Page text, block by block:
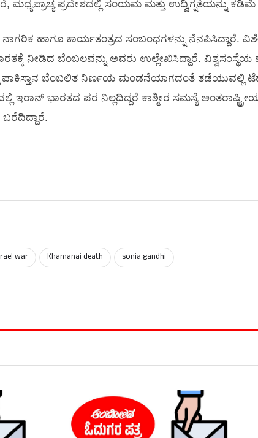
ಮಧ್ಯಪ್ರಾಚ್ಯ ಪ್ರದೇಶದಲ್ಲಿ ಸಂಯಮ ಮತ್ತು ಉದ್ವಿಗ್ನತೆಯನ್ನು
ಹಾಗೂ ಕಾರ್ಯತಂತ್ರದ ಸಂಬಂಧಗಳನ್ನು ನೆನಪಿಸಿದ್ದಾರೆ.
ನೀಡಿದ ಬೆಂಬಲವನ್ನು ಅವರು ಉಲ್ಲೇಖಿಸಿದ್ದಾರೆ. ವಿಶ್ವಸಂಸ್ಥೆಯ
ಪಾಕಿಸ್ತಾನ ಬೆಂಬಲಿತ ನಿರ್ಣಯ ಮಂಡನೆಯಾಗದಂತೆ ತಡೆಯುವಲ್ಲಿ
ಇರಾನ್ ಭಾರತದ ಪರ ನಿಲ್ಲದಿದ್ದರೆ ಕಾಶ್ಮೀರ ಸಮಸ್ಯೆ
ಬರೆದಿದ್ದಾರೆ.
war Khamanai death sonia gandhi